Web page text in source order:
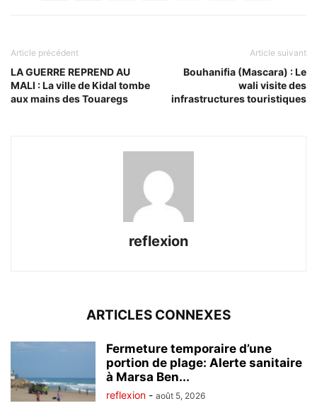
Article précédent
LA GUERRE REPREND AU
MALI : La ville de Kidal tombe
aux mains des Touaregs
Article suivant
Bouhanifia (Mascara) : Le
wali visite des
infrastructures touristiques
reflexion
ARTICLES CONNEXES
Fermeture temporaire d’une
portion de plage: Alerte sanitaire
à Marsa Ben...
reflexion - août 5, 2026